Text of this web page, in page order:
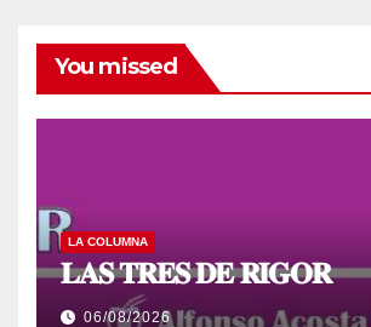
You missed
LA COLUMNA
𝐋𝐀𝐒 𝐓𝐑𝐄𝐒 𝐃𝐄 𝐑𝐈𝐆𝐎𝐑
06/08/2026